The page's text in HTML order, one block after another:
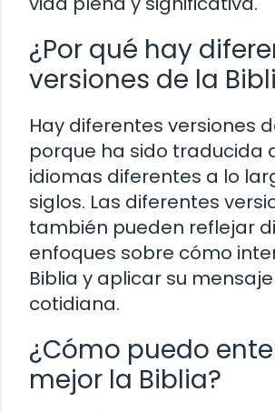
¿Por qué hay
versiones de la
Hay diferentes versiones
porque ha sido traducida
idiomas diferentes a lo
siglos. Las diferentes
también pueden reflejar
enfoques sobre cómo
Biblia y aplicar su
cotidiana.
¿Cómo puedo
mejor la Biblia?